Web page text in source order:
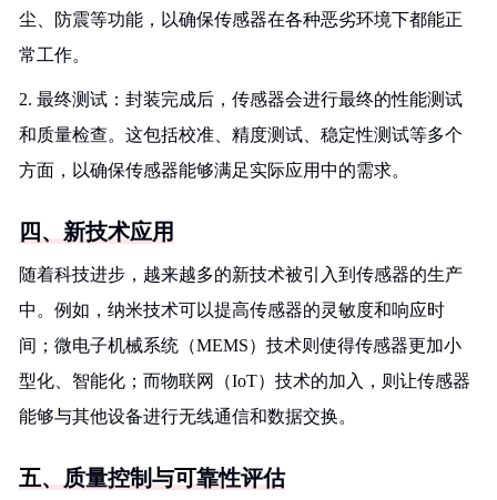
尘、防震等功能，以确保传感器在各种恶劣环境下都能正
常工作。
2. 最终测试：封装完成后，传感器会进行最终的性能测试
和质量检查。这包括校准、精度测试、稳定性测试等多个
方面，以确保传感器能够满足实际应用中的需求。
四、新技术应用
随着科技进步，越来越多的新技术被引入到传感器的生产
中。例如，纳米技术可以提高传感器的灵敏度和响应时
间；微电子机械系统（MEMS）技术则使得传感器更加小
型化、智能化；而物联网（IoT）技术的加入，则让传感器
能够与其他设备进行无线通信和数据交换。
五、质量控制与可靠性评估